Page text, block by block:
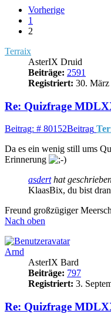
Vorherige
1
2
Terraix
AsterIX Druid
Beiträge: 2591
Registriert: 30.
Re: Quizfrage
Beitrag: # 80152Beitrag
Da es ein wenig still ums
Erinnerung
asderthat
KlaasBix, du bist
Freund großzügiger
Nach oben
Arnd
AsterIX Bard
Beiträge: 797
Registriert: 3.
Re: Quizfrage